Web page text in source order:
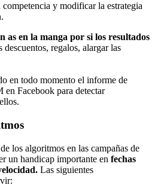
y modificar la estrategia
as en la manga por si los resultados
descuentos, regalos, alargar las
en todo momento el informe de
en Facebook para detectar
los algoritmos en las campañas de
un handicap importante en fechas
Las siguientes